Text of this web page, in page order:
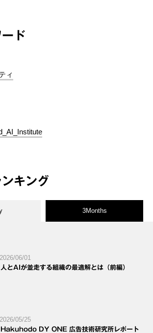
ド
ィ
キング
3Months
2026/06/01
人とAIが並走する組織の最適解とは（前編）
2026/05/25
Hakuhodo DY ONE 広告技術研究所レポート